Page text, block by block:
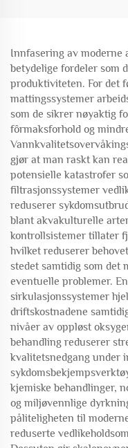
Innfasering av
betydelige fordeler som
produktiviteten. For det
mattingssystemer
som de sikrer nøyaktig
fôrmaksforhold og
gjør at man raskt kan
potensielle katastrofer
filtrasjonssystemer
reduserer
blant akvakulturelle
kontrollsistemer tillater
hvilket reduserer
stedet samtidig som det
eventuelle problemer.
sirkulasjonssystemer
driftskostnadene
nivåer av oppløst
behandling reduserer
kvalitetsnedgang under
kjemiske behandlinger,
og miljøvennlige
påliteligheten til
reduserte